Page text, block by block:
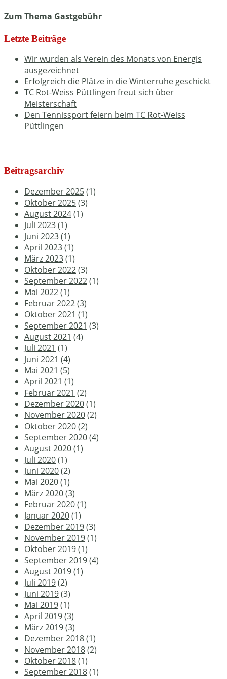
Zum Thema Gastgebühr
Letzte Beiträge
Wir wurden als Verein des Monats von Energis
ausgezeichnet
Erfolgreich die Plätze in die Winterruhe geschickt
TC Rot-Weiss Püttlingen freut sich über
Meisterschaft
Den Tennissport feiern beim TC Rot-Weiss
Püttlingen
Beitragsarchiv
Dezember 2025(1)
Oktober 2025(3)
August 2024(1)
Juli 2023(1)
Juni 2023(1)
April 2023(1)
März 2023(1)
Oktober 2022(3)
September 2022(1)
Mai 2022(1)
Februar 2022(3)
Oktober 2021 (1)
September 2021 (3)
August 2021 (4)
Juli 2021 (1)
Juni 2021 (4)
Mai 2021 (5)
April 2021 (1)
Februar 2021 (2)
Dezember 2020(1)
November 2020(2)
Oktober 2020(2)
September 2020(4)
August 2020(1)
Juli 2020(1)
Juni 2020(2)
Mai 2020(1)
März 2020(3)
Februar 2020(1)
Januar 2020(1)
Dezember 2019(3)
November 2019(1)
Oktober 2019(1)
September 2019(4)
August 2019(1)
Juli 2019(2)
Juni 2019(3)
Mai 2019(1)
April 2019(3)
März 2019(3)
Dezember 2018(1)
November 2018(2)
Oktober 2018(1)
September 2018(1)